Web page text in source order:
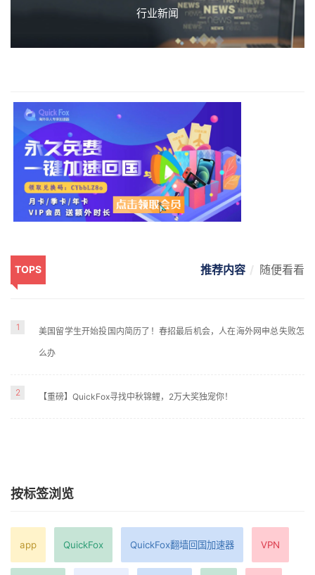
行业新闻
TOPS 推荐内容 随便看看
1 美国留学生开始投国内简历了！春招最后机会，人在海外网申总失败怎
么办
2 【重磅】QuickFox寻找中秋锦鲤，2万大奖独宠你！
按标签浏览
app QuickFox QuickFox翻墙回国加速器 VPN